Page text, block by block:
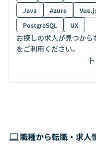
Java
Azure
PostgreSQL
UX
お探しの求人が見つか
をご利用ください。
職種から転職・求人